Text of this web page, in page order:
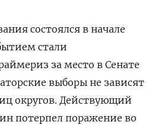
состоялся в начале
стали
за место в Сенате
выборы не зависят
округов. Действующий
потерпел поражение во